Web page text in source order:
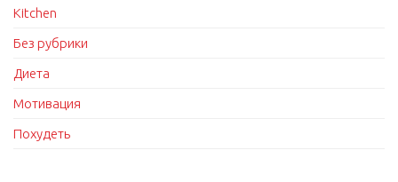
Kitchen
Без рубрики
Диета
Мотивация
Похудеть